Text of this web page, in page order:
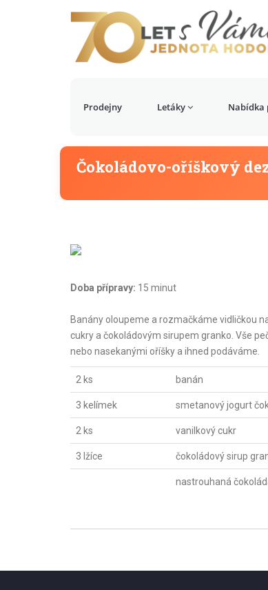
Prodejny Letáky Nabídka
Čokoládovo-oříškový
Doba přípravy: 15 minut
Banány oloupeme a rozmačkáme vidličkou
cukry a čokoládovým sirupem granko. Vše
nebo nasekanými oříšky a ihned podáváme.
2 ks banán
3 kelímek smetanový jogurt
2 ks vanilkový cukr
3 lžíce čokoládový sirup
nastrouhaná